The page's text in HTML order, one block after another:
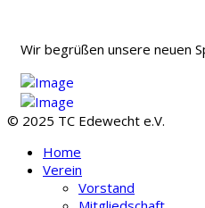
Wir begrüßen unsere neuen
© 2025 TC Edewecht e.V.
Home
Verein
Vorstand